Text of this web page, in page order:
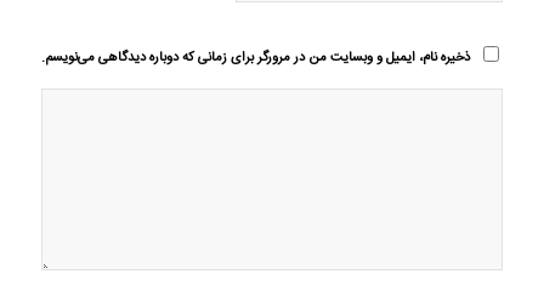
ذخیره نام، ایمیل و وبسایت من در مرورگر برای زمانی که دوباره دیدگاهی می‌نویسم.